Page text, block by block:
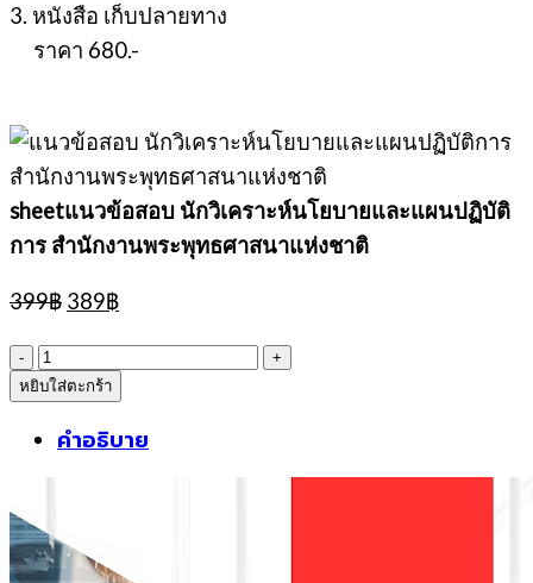
3. หนังสือ เก็บปลายทาง
ราคา 680.-
sheetแนวข้อสอบ นักวิเคราะห์นโยบายและแผนปฏิบัติ
การ สำนักงานพระพุทธศาสนาแห่งชาติ
399฿ Original
was:
399฿.
389฿Current
is:
389฿.
จำนวน
sheetแนว
ข้อสอบ
นโยบาย
และ
หยิบใส่ตะกร้า
คำอธิบาย